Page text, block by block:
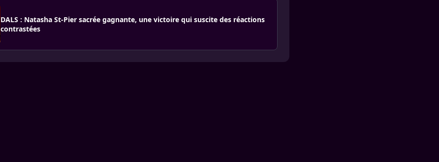
DALS : Natasha St-Pier sacrée gagnante, une victoire qui suscite des réactions
contrastées